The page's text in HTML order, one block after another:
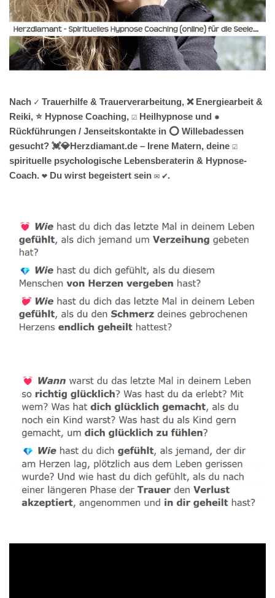
Nach ✓ Trauerhilfe & Trauerverarbeitung, ❌ Energiearbeit &
Reiki, ⭐ Hypnose Coaching, ☑️ Heilhypnose und ✹
Rückführungen / Jenseitskontakte in ⭕ Willebadessen
gesucht? 💓️💎Herzdiamant.de – Irene Matern, deine ☑️
spirituelle psychologische Lebensberaterin & Hypnose-
Coach. ❤ Du wirst begeistert sein ✉ ✔.